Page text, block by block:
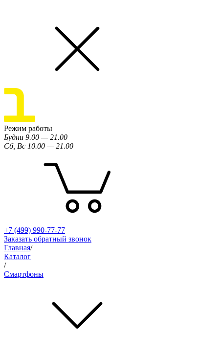
Режим работы
Будни 9.00 — 21.00
Сб, Вс 10.00 — 21.00
+7 (499) 990-77-77
Заказать обратный звонок
Главная/
Каталог
/
Смартфоны